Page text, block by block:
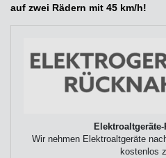
auf zwei Rädern mit 45 km/h!
Wir nehmen Elektroaltgeräte
kostenlos